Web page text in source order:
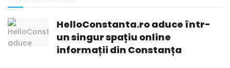
HelloConstanta.ro aduce într-
un singur spațiu online
informații din Constanța